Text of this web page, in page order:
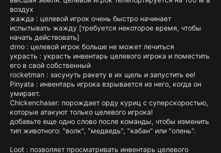
воздух
жажда : целевой игрок очень быстро начинает
испытывать жажду [требуется некоторое время, чтобы
начать действовать]
drno : целевой игрок больше не может лечиться
украсть : украсть инвентарь целевого игрока и поместить
его в свой собственный
rocketman : засунуть ракету в их щель и запустить ее!
Pinyata : инвентарь игрока взрывается из него, когда он
умирает.
Chickenchaser: порождает орду куриц с суперскоростью,
которые атакуют только целевого игрока!
добавьте еще одно слово после команды, чтобы изменить
тип животного: "волк", "медведь", "кабан" или "олень".
Loot : позволяет просматривать инвентарь целевого